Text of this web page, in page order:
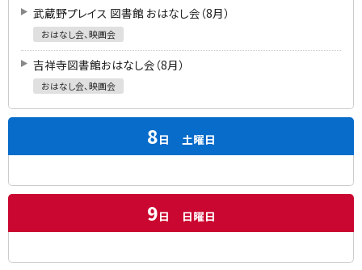
武蔵野プレイス 図書館 おはなし会（8月）
おはなし会、映画会
吉祥寺図書館おはなし会（8月）
おはなし会、映画会
8日 土曜日
9日 日曜日